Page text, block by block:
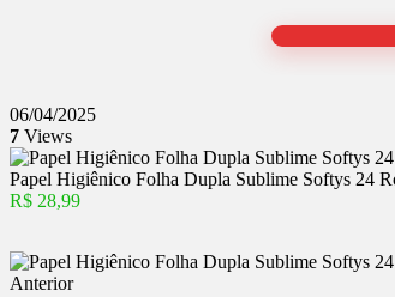
06/04/2025
7 Views
Papel Higiênico Folha Dupla Sublime Softys 24
R$ 28,99
Anterior